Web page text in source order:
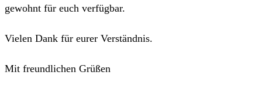
gewohnt für euch verfügbar.
Vielen Dank für eurer Verständnis.
Mit freundlichen Grüßen